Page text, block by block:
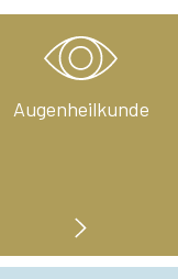
Augenheilkunde